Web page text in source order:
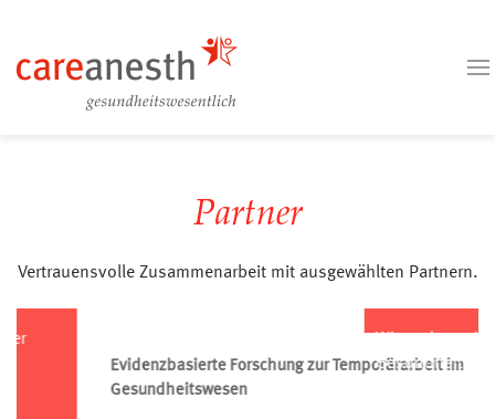
Partner
Vertrauensvolle Zusammenarbeit mit ausgewählten Partnern.
Gesundheitsökonomie